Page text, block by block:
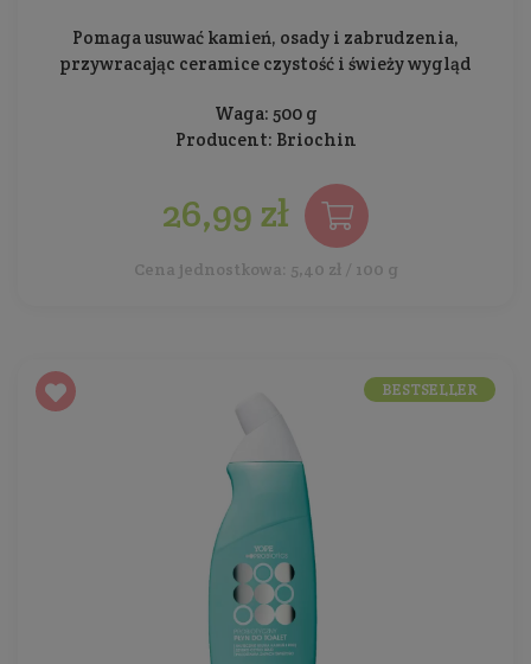
Pomaga usuwać kamień, osady i zabrudzenia,
przywracając ceramice czystość i świeży wygląd
Waga: 500 g
Producent: Briochin
26,99 zł
Cena jednostkowa: 5,40 zł / 100 g
BESTSELLER